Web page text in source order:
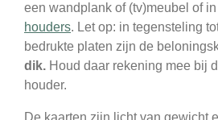
een wandplank of (tv)meubel of
houders. Let op: in tegensteling
bedrukte platen zijn de
dik. Houd daar rekening mee bij
houder.
De kaarten zijn licht van gewicht